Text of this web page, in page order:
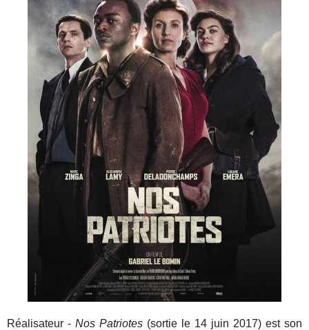
Réalisateur -Nos Patriotes (sortie le 14 juin 2017) est son